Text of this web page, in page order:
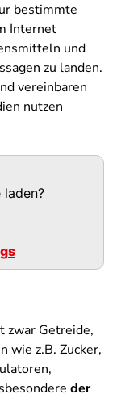
bestimmte
Internet
und
zu landen.
vereinbaren
nutzen
laden?
zwar Getreide,
wie z.B. Zucker,
der